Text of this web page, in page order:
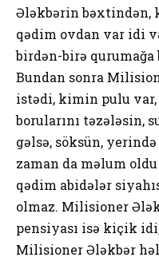
Ələkbərin bəxtindən,
qədim ovdan var idi
birdən-birə qurumağa
Bundan sonra
istədi, kimin pulu
borularını təzələsin,
gəlsə, söksün,
zaman da məlum
qədim abidələr
olmaz. Milisioner
pensiyası isə kiçik
Milisioner Ələkbər